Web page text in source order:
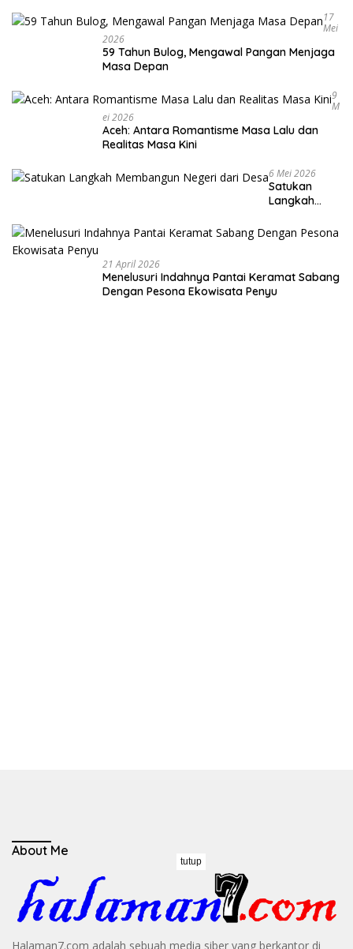
17
Mei
2026
59 Tahun Bulog, Mengawal Pangan Menjaga
Masa Depan
9
M
Ei 2026
Aceh: Antara Romantisme Masa Lalu dan
Realitas Masa Kini
6 Mei 2026
Satukan
Langkah
Negeri dari
Desa
21 April 2026
Menelusuri Indahnya Pantai Keramat Sabang
Dengan Pesona Ekowisata Penyu
About Me
Halaman7.com adalah sebuah media siber yang berkantor di
tutup